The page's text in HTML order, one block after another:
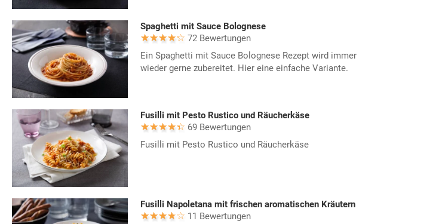
Spaghetti mit Sauce Bolognese
72 Bewertungen
Ein Spaghetti mit Sauce Bolognese Rezept wird immer
wieder gerne zubereitet. Hier eine einfache Variante.
Fusilli mit Pesto Rustico und Räucherkäse
69 Bewertungen
Fusilli mit Pesto Rustico und Räucherkäse
Fusilli Napoletana mit frischen aromatischen Kräutern
11 Bewertungen